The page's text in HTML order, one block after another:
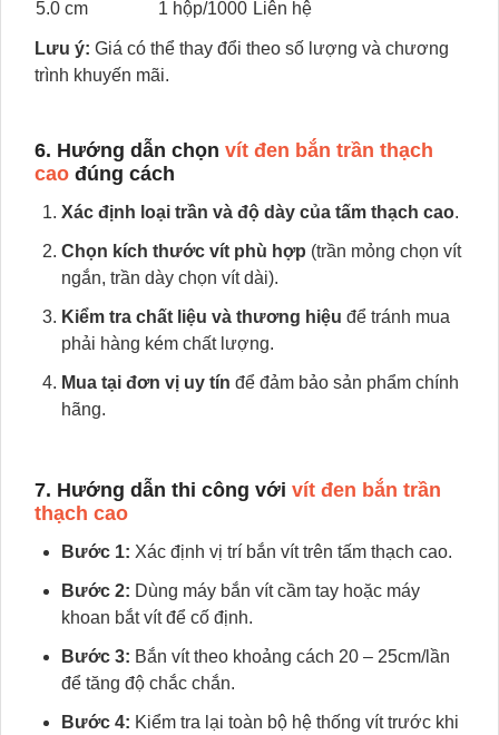
5.0 cm 1 hộp/1000 Liên hệ
Lưu ý: Giá có thể thay đổi theo số lượng và chương
trình khuyến mãi.
6. Hướng dẫn chọn vít đen bắn trần thạch
cao đúng cách
Xác định loại trần và độ dày của tấm thạch cao.
Chọn kích thước vít phù hợp (trần mỏng chọn vít
ngắn, trần dày chọn vít dài).
Kiểm tra chất liệu và thương hiệu để tránh mua
phải hàng kém chất lượng.
Mua tại đơn vị uy tín để đảm bảo sản phẩm chính
hãng.
7. Hướng dẫn thi công với vít đen bắn trần
thạch cao
Bước 1: Xác định vị trí bắn vít trên tấm thạch cao.
Bước 2: Dùng máy bắn vít cầm tay hoặc máy
khoan bắt vít để cố định.
Bước 3: Bắn vít theo khoảng cách 20 – 25cm/lần
để tăng độ chắc chắn.
Bước 4: Kiểm tra lại toàn bộ hệ thống vít trước khi